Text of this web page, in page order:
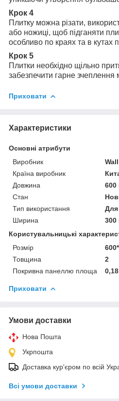
Крок 4
Плитку можна різати,
або ножиці, щоб підганяти
особливо по краях та в кутах
Крок 5
Плитки необхідно щільно
забезпечити гарне
Приховати
Характеристики
Основні атрибути
Виробник
Країна виробник
Довжина
Стан
Тип використання
Для
Ширина
Користувальницькі
Розмір
Товщина
2
Покривна панеллю площа
0,18
Приховати
Умови доставки
Нова Пошта
Укрпошта
Доставка кур'єром по всій
Всі умови доставки